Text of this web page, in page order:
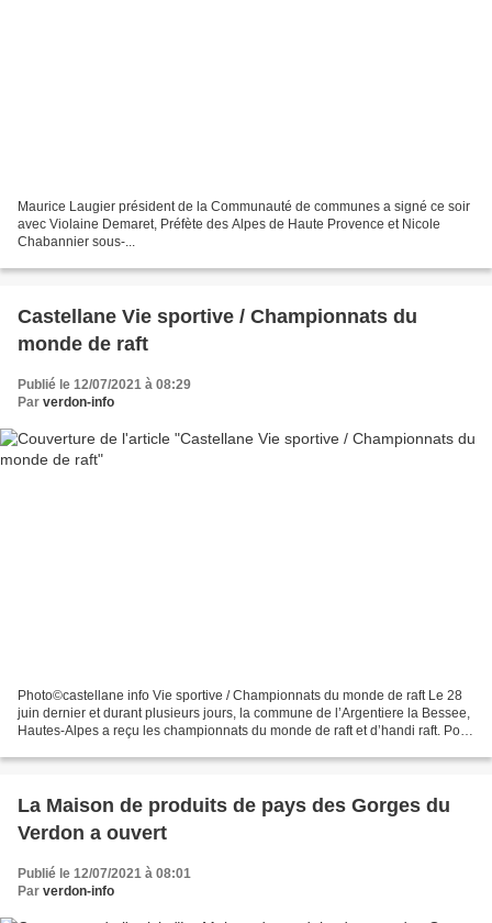
Maurice Laugier président de la Communauté de communes a signé ce soir
avec Violaine Demaret, Préfète des Alpes de Haute Provence et Nicole
Chabannier sous-...
Castellane Vie sportive / Championnats du
monde de raft
Publié le 12/07/2021 à 08:29
Par verdon-info
Photo©castellane info Vie sportive / Championnats du monde de raft Le 28
juin dernier et durant plusieurs jours, la commune de l’Argentiere la Bessee,
Hautes-Alpes a reçu les championnats du monde de raft et d’handi raft. Pour
La Maison de produits de pays des Gorges du
Verdon a ouvert
Publié le 12/07/2021 à 08:01
Par verdon-info